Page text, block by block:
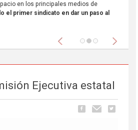
en los principales medios de
el primer sindicato en dar un paso al
Anterior
Ejecutiva estatal